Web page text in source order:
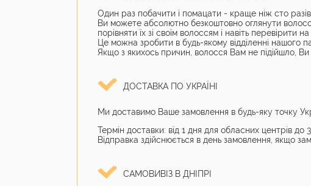
Один раз побачити і помацати - краще ніж сто
Ви можете абсолютно безкоштовно оглянути
порівняти їх зі своїм волоссям і навіть перевірити
Це можна зробити в будь-якому відділенні нашого
Якщо з якихось причин, волосся Вам не підійшло,
ДОСТАВКА ПО УКРАЇНІ
Ми доставимо Ваше замовлення в будь-яку точку
Термін доставки: від 1 дня для обласних центрів до
Відправка здійснюється в день замовлення, якщо
САМОВИВІЗ В ДНІПРІ